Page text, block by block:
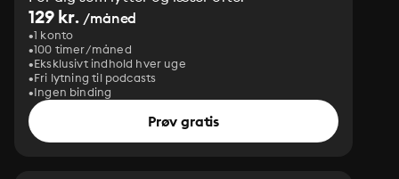
129 kr. /måned
1 konto
100 timer/måned
Eksklusivt indhold hver uge
Fri lytning til podcasts
Ingen binding
Prøv gratis